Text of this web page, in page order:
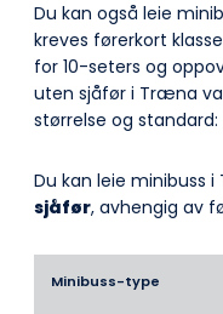
Du kan også leie
kreves førerkort
for 10-seters og
uten sjåfør i Træna
størrelse og standard:
Du kan leie minibuss
sjåfør, avhengig av
Minibuss-type